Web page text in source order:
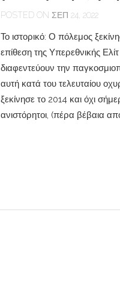
POSTED ON ΣΕΠ 24, 2022
Το ιστορικό: Ο πόλεμος
επίθεση της Υπερεθνικής
διαφεντεύουν την
αυτή κατά του τελευταίου
ξεκίνησε το 2014 και όχι
ανιστόρητοι, (πέρα βέβαια